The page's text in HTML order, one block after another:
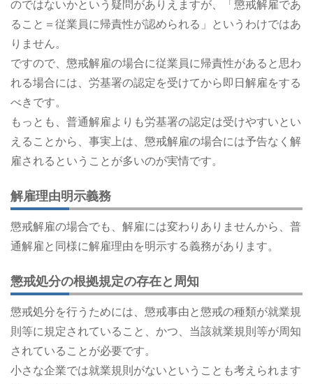
のではないかという疑問がありえますが、「懲戒解雇であ
ること＝従業員に帰責性が認められる」というわけではあ
りません。
ですので、懲戒解雇の場合に従業員に帰責性があると思わ
れる場合には、労基署の認定を受けてから即日解雇をする
べきです。
もっとも、普通解雇よりも労基署の認定は受けやすいとい
えることから、事実上は、懲戒解雇の場合には予告なく解
雇されるということが多いのが実情です。
解雇理由明示義務
懲戒解雇の場合でも、解雇には変わりありませんから、普
通解雇と同様に解雇理由を明示する義務があります。
懲戒処分の根拠規定の存在と周知
懲戒処分を行うためには、懲戒事由と懲戒の種類が就業規
則等に規定されていること、かつ、当該就業規則等が周知
されていることが必要です。
小さな企業では就業規則がないということも考えられます